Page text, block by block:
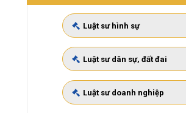
Luật sư hình sự
Luật sư dân sự, đất đai
Luật sư doanh nghiệp